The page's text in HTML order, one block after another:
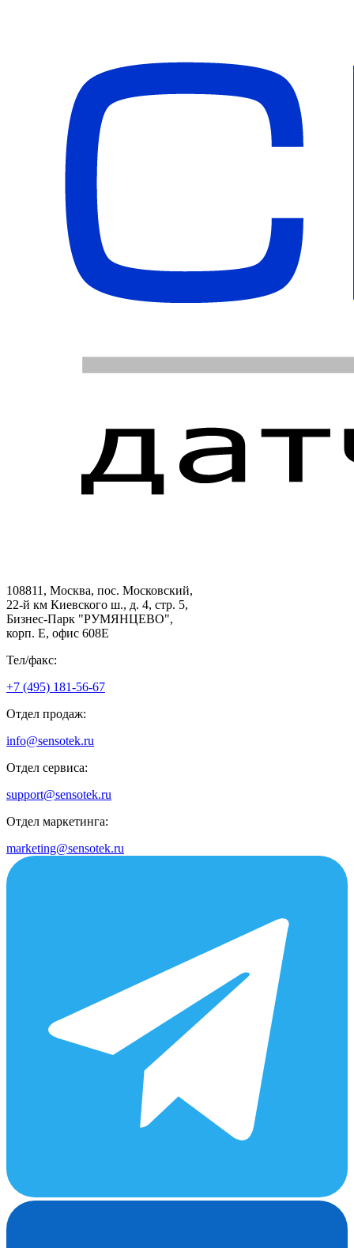
108811, Москва, пос. Московский,
22-й км Киевского ш., д. 4, стр. 5,
Бизнес-Парк "РУМЯНЦЕВО",
корп. Е, офис 608E
Тел/факс:
+7 (495) 181-56-67
Отдел продаж:
info@sensotek.ru
Отдел сервиса:
support@sensotek.ru
Отдел маркетинга:
marketing@sensotek.ru